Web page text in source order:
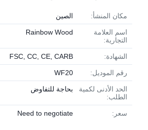
مكان المنشأ: الصين
اسم العلامة
التجارية:
Rainbow Wood
الشهادة: FSC, CC, CE, CARB
رقم الموديل: WF20
الحد الأدنى لكمية
الطلب:
بحاجة للتفاوض
سعر: Need to negotiate